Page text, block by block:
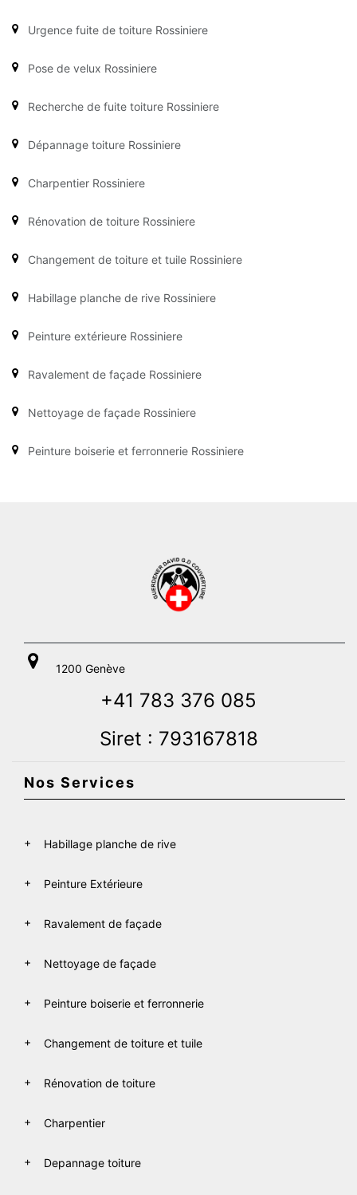
Urgence fuite de toiture Rossiniere
Pose de velux Rossiniere
Recherche de fuite toiture Rossiniere
Dépannage toiture Rossiniere
Charpentier Rossiniere
Rénovation de toiture Rossiniere
Changement de toiture et tuile Rossiniere
Habillage planche de rive Rossiniere
Peinture extérieure Rossiniere
Ravalement de façade Rossiniere
Nettoyage de façade Rossiniere
Peinture boiserie et ferronnerie Rossiniere
1200 Genève
+41 783 376 085
Siret : 793167818
Nos Services
Habillage planche de rive
Peinture Extérieure
Ravalement de façade
Nettoyage de façade
Peinture boiserie et ferronnerie
Changement de toiture et tuile
Rénovation de toiture
Charpentier
Depannage toiture